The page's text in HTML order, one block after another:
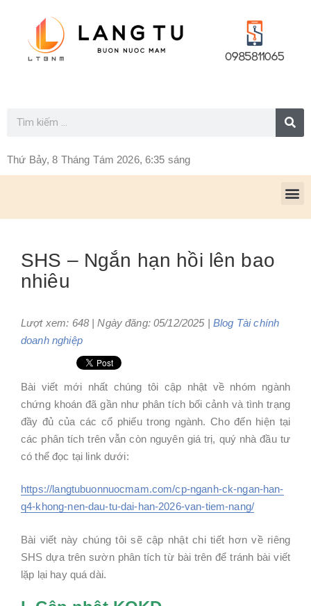
Thứ Bảy, 8 Tháng Tám 2026, 6:35 sáng
SHS – Ngắn hạn hồi lên bao
nhiêu
Lượt xem: 648 | Ngày đăng: 05/12/2025 | Blog Tài chính
doanh nghiệp
Bài viết mới nhất chúng tôi cập nhật về nhóm ngành
chứng khoán đã gần như phân tích bối cảnh và tình trạng
đầy đủ của các cổ phiếu trong ngành. Cho đến hiện tại
các phân tích trên vẫn còn nguyên giá trị, quý nhà đầu tư
có thể đọc tại link dưới:
https://langtubuonnuocmam.com/cp-nganh-ck-ngan-han-
q4-khong-nen-dau-tu-dai-han-2026-van-tiem-nang/
Bài viết này chúng tôi sẽ cập nhật chi tiết hơn về riêng
SHS dựa trên sườn phân tích từ bài trên để tránh bài viết
lặp lại hay quá dài.